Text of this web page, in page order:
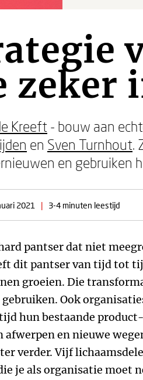
zeker
Kreeft - bouw aan
en Sven Turnhout.
en gebruiken
2021 | 3-4 minuten leestijd
pantser dat niet
dit pantser van tijd tot
groeien. Die
Ook
hun bestaande
en nieuwe
verder. Vijf
je als organisatie moet